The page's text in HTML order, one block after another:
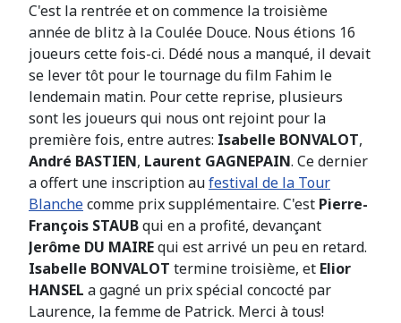
C'est la rentrée et on commence la troisième
année de blitz à la Coulée Douce. Nous étions 16
joueurs cette fois-ci. Dédé nous a manqué, il devait
se lever tôt pour le tournage du film Fahim le
lendemain matin. Pour cette reprise, plusieurs
sont les joueurs qui nous ont rejoint pour la
première fois, entre autres: Isabelle BONVALOT,
André BASTIEN, Laurent GAGNEPAIN. Ce dernier
a offert une inscription aufestival de la Tour
Blanchecomme prix supplémentaire. C'est Pierre-
François STAUBqui en a profité, devançant
Jerôme DU MAIREqui est arrivé un peu en retard.
Isabelle BONVALOT termine troisième, et Elior
HANSEL a gagné un prix spécial concocté par
Laurence, la femme de Patrick. Merci à tous!